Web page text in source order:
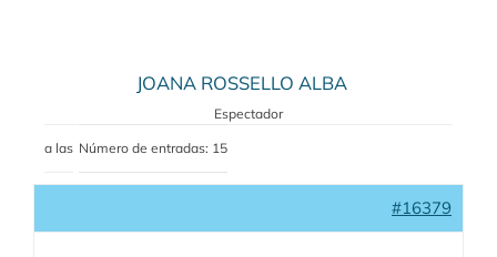
JOANA ROSSELLO ALBA
Espectador
a las Número de entradas: 15
#16379